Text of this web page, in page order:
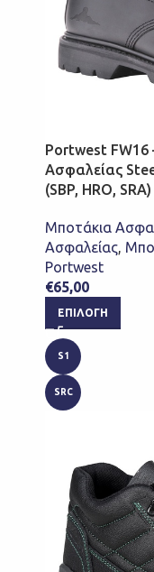
Portwest FW16
Ασφαλείας
(SBP, HRO, SRA)
Μποτάκια
Ασφαλείας,
Portwest
€65,00
ΕΠΙΛΟΓΉ
S1
SRC